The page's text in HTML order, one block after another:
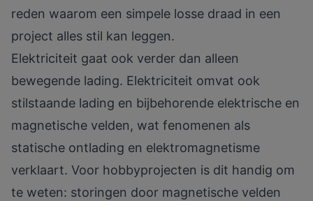
reden waarom een simpele losse draad in een
project alles stil kan leggen.
Elektriciteit gaat ook verder dan alleen
bewegende lading. Elektriciteit omvat ook
stilstaande lading en bijbehorende elektrische en
magnetische velden, wat fenomenen als
statische ontlading en elektromagnetisme
verklaart. Voor hobbyprojecten is dit handig om
te weten: storingen door magnetische velden